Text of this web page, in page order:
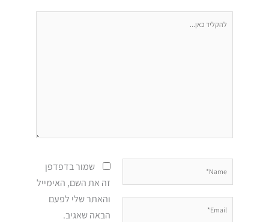
להקליד
Email*
שמור בדפדפן
זה את השם, האימייל
והאתר שלי לפעם
הבאה שאגיב.